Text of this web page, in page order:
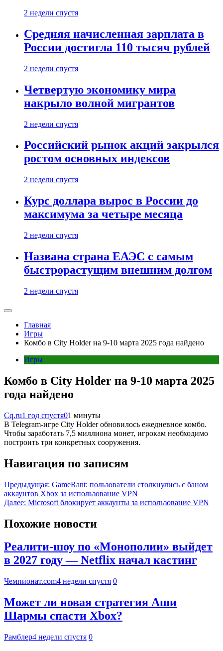
2 недели спустя
Средняя начисленная зарплата в
России достигла 110 тысяч рублей
2 недели спустя
Четвертую экономику мира
накрыло волной мигрантов
2 недели спустя
Российский рынок акций закрылся
ростом основных индексов
2 недели спустя
Курс доллара вырос в России до
максимума за четыре месяца
2 недели спустя
Названа страна ЕАЭС с самым
быстрорастущим внешним долгом
2 недели спустя
Главная
Игры
Комбо в City Holder на 9-10 марта 2025 года найдено
Игры
Комбо в City Holder на 9-10 марта 2025
года найдено
Cq.ru1 год спустя01 минуты
В Telegram-игре City Holder обновилось ежедневное комбо.
Чтобы заработать 7,5 миллиона монет, игрокам необходимо
построить три конкретных сооружения.
Навигация по записям
Предыдущая: GameRant: пользователи столкнулись с баном
аккаунтов Xbox за использование VPN
Далее: Microsoft блокирует аккаунты за использование VPN
Похожие новости
Реалити-шоу по «Монополии» выйдет
в 2027 году — Netflix начал кастинг
Чемпионат.com4 недели спустя 0
Может ли новая стратегия Аши
Шармы спасти Xbox?
Рамблер4 недели спустя 0